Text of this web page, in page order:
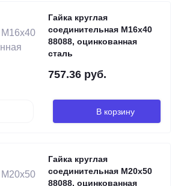
Гайка круглая
соединительная М16х40
88088, оцинкованная
сталь
757.36 руб.
В корзину
Гайка круглая
соединительная М20х50
88088, оцинкованная